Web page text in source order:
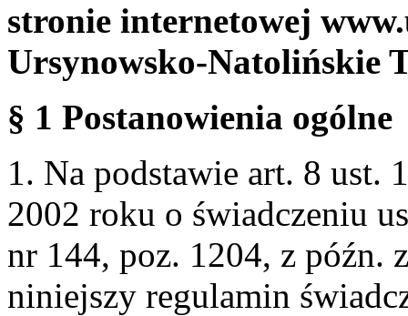
stronie internetowej
Ursynowsko-Natolińskie
§ 1 Postanowienia ogólne
1. Na podstawie art. 8 ust.
2002 roku o świadczeniu
nr 144, poz. 1204, z późn.
niniejszy regulamin